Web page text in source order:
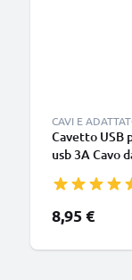
CAVI E
Cavetto USB
usb 3A Cavo
fotocamera
connettore
8,95 €